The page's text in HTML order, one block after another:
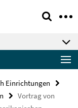
Einrichtungen
Vortrag von